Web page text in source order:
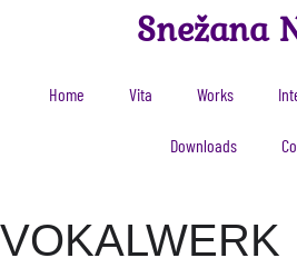
Snežana
Home Vita Works
Downloads
VOKALWERK